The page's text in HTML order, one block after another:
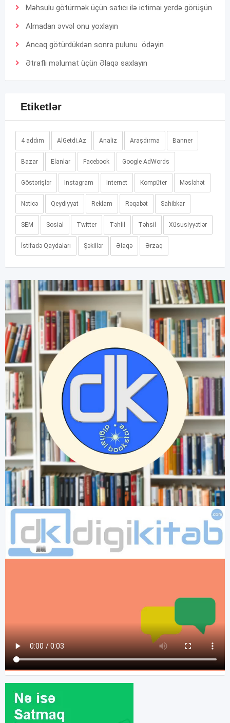
Məhsulu götürmək üçün satıcı ilə ictimai yerdə görüşün
Almadan əvvəl onu yoxlayın
Ancaq götürdükdən sonra pulunu ödəyin
Ətraflı məlumat üçün Əlaqə saxlayın
Etiketlər
4 addım AlGetdi.Az Analiz Araşdırma Banner
Bazar Elanlar Facebook Google AdWords
Göstərişlər Instagram Internet Kompüter Məsləhət
Nəticə Qeydiyyat Reklam Rəqabət Sahibkar
SEM Sosial Twitter Təhlil Təhsil Xüsusiyyətlər
İstifadə Qaydaları Şəkillər Əlaqə Ərzaq